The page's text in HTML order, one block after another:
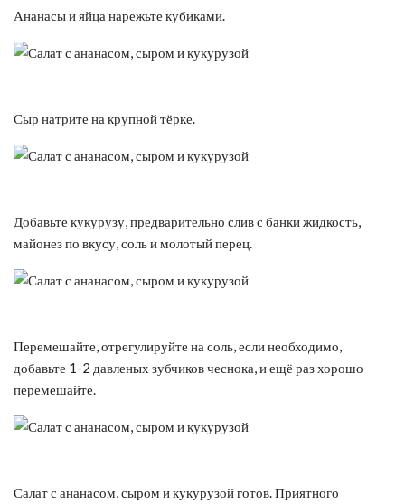
Ананасы и яйца нарежьте кубиками.
Сыр натрите на крупной тёрке.
Добавьте кукурузу, предварительно слив с банки жидкость,
майонез по вкусу, соль и молотый перец.
Перемешайте, отрегулируйте на соль, если необходимо,
добавьте 1-2 давленых зубчиков чеснока, и ещё раз хорошо
перемешайте.
Салат с ананасом, сыром и кукурузой готов. Приятного